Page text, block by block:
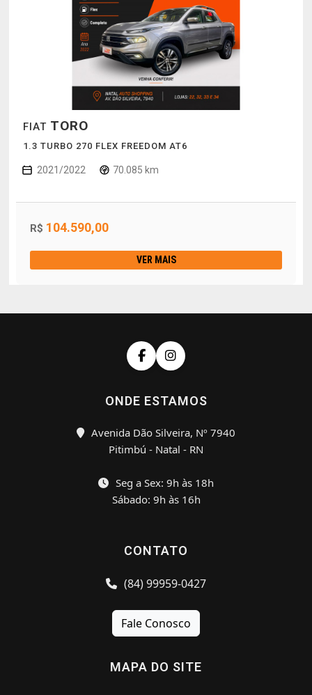
FIAT TORO
1.3 TURBO 270 FLEX FREEDOM AT6
2021/2022 70.085 km
R$ 104.590,00
VER MAIS
ONDE ESTAMOS
Avenida Dão Silveira, Nº 7940
Pitimbú - Natal - RN
Seg a Sex: 9h às 18h
Sábado: 9h às 16h
CONTATO
(84) 99959-0427
Fale Conosco
MAPA DO SITE